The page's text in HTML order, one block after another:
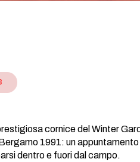
cornice del Winter
1991: un
dentro e fuori dal campo.